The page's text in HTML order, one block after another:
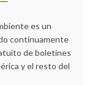
es un
continuamente
de boletines
y el resto del